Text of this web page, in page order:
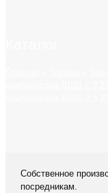
Собственное
посредникам.